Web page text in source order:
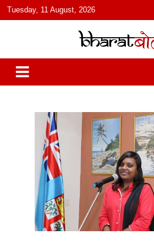
content
Tuesday, 11 August, 2026
भारत
हिंदी में समाचार, विचार, ऑडियो, वीडियो और
India: News, Views, Info, Trends &
और पॉडकास्ट